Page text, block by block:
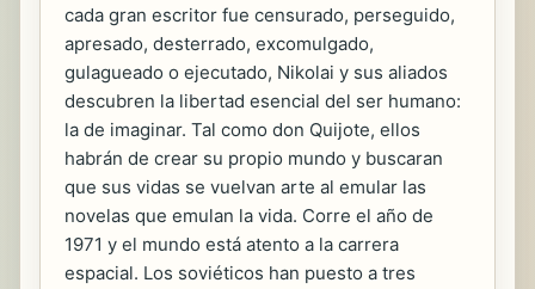
cada gran escritor fue censurado, perseguido,
apresado, desterrado, excomulgado,
gulagueado o ejecutado, Nikolai y sus aliados
descubren la libertad esencial del ser humano:
la de imaginar. Tal como don Quijote, ellos
habrán de crear su propio mundo y buscaran
que sus vidas se vuelvan arte al emular las
novelas que emulan la vida. Corre el año de
1971 y el mundo está atento a la carrera
espacial. Los soviéticos han puesto a tres